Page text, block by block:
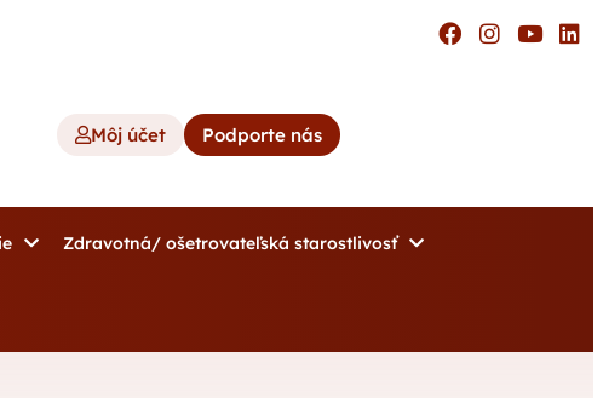
Môj účet
Podporte nás
Zdravotná/ ošetrovateľská starostlivosť